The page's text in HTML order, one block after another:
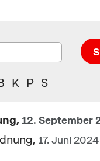
K P S
12. September
17. Juni 2024